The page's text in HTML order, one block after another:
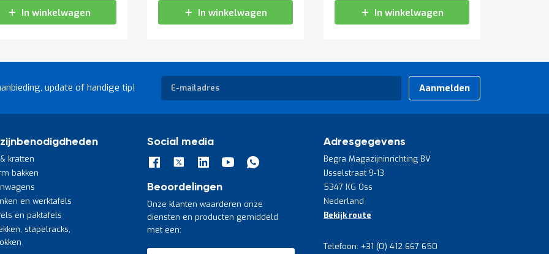
In winkelwagen In winkelwagen In winkelwagen
update of handige tip!
Abonneer
op
onze
Aanmelden
kratten
bakken
en werktafels
en paktafels
stapelracks,
Social media
Beoordelingen
Onze klanten waarderen onze
diensten en producten gemiddeld
met een:
Adresgegevens
Begra Magazijninrichting BV
IJsselstraat 9-13
5347 KG Oss
Nederland
Bekijk route
Telefoon: +31 (0) 412 667 650